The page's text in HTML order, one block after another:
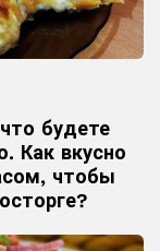
будете
Как вкусно
чтобы